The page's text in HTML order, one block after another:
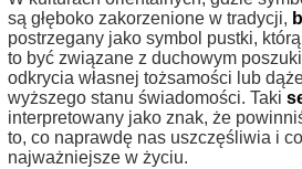
są głęboko zakorzenione w tradycji,
postrzegany jako symbol pustki,
to być związane z duchowym
odkrycia własnej tożsamości lub
wyższego stanu świadomości. Taki
interpretowany jako znak, że
to, co naprawdę nas uszczęśliwia i
najważniejsze w życiu.